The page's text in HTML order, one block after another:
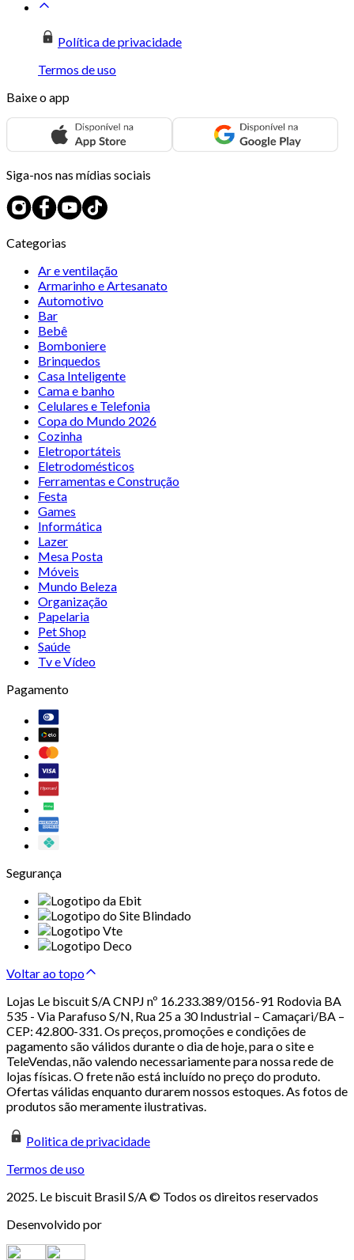
Política de privacidade
Termos de uso
Baixe o app
Siga-nos nas mídias sociais
Categorias
Ar e ventilação
Armarinho e Artesanato
Automotivo
Bar
Bebê
Bomboniere
Brinquedos
Casa Inteligente
Cama e banho
Celulares e Telefonia
Copa do Mundo 2026
Cozinha
Eletroportáteis
Eletrodomésticos
Ferramentas e Construção
Festa
Games
Informática
Lazer
Mesa Posta
Móveis
Mundo Beleza
Organização
Papelaria
Pet Shop
Saúde
Tv e Vídeo
Pagamento
Segurança
Voltar ao topo
Lojas Le biscuit S/A CNPJ nº 16.233.389/0156-91 Rodovia BA
535 - Via Parafuso S/N, Rua 25 a 30 Industrial – Camaçari/BA –
CEP: 42.800-331. Os preços, promoções e condições de
pagamento são válidos durante o dia de hoje, para o site e
TeleVendas, não valendo necessariamente para nossa rede de
lojas físicas. O frete não está incluído no preço do produto.
Ofertas válidas enquanto durarem nossos estoques. As fotos de
produtos são meramente ilustrativas.
Politica de privacidade
Termos de uso
2025. Le biscuit Brasil S/A © Todos os direitos reservados
Desenvolvido por